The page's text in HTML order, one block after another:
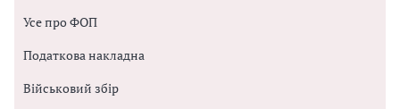
Усе про ФОП
Податкова накладна
Військовий збір